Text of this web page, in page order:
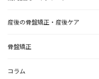
産後の骨盤矯正・産後ケア
骨盤矯正
コラム